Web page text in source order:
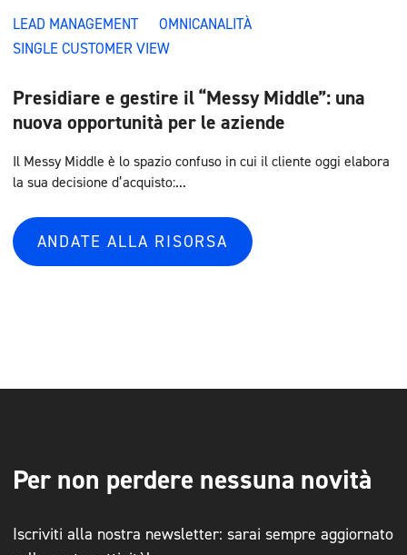
LEAD MANAGEMENT
OMNICANALITÀ
SINGLE CUSTOMER VIEW
Presidiare e gestire il “Messy Middle”: una
nuova opportunità per le aziende
Il Messy Middle è lo spazio confuso in cui il cliente oggi elabora
la sua decisione d’acquisto:...
ANDATE ALLA RISORSA
Per non perdere nessuna novità
Iscriviti alla nostra newsletter: sarai sempre aggiornato